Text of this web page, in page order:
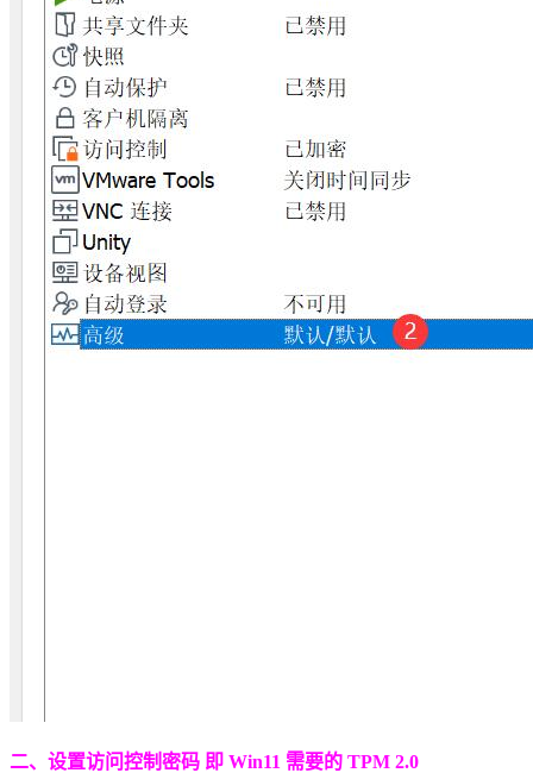
二、设置访问控制密码 即 Win11 需要的 TPM 2.0